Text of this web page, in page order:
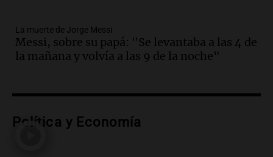
Una mañana para todos
Episodios
Audio.Voluntarios limpiaron 9.000
800 kilos de basura por jornada
Episodios
La muerte de Jorge Messi
Messi, sobre su papá: "Se levantaba a las 4 de
la mañana y volvía a las 9 de la noche"
Política y Economía